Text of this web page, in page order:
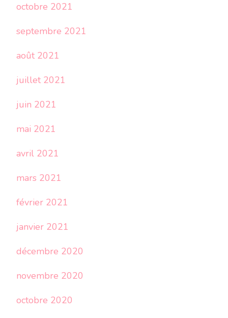
octobre 2021
septembre 2021
août 2021
juillet 2021
juin 2021
mai 2021
avril 2021
mars 2021
février 2021
janvier 2021
décembre 2020
novembre 2020
octobre 2020